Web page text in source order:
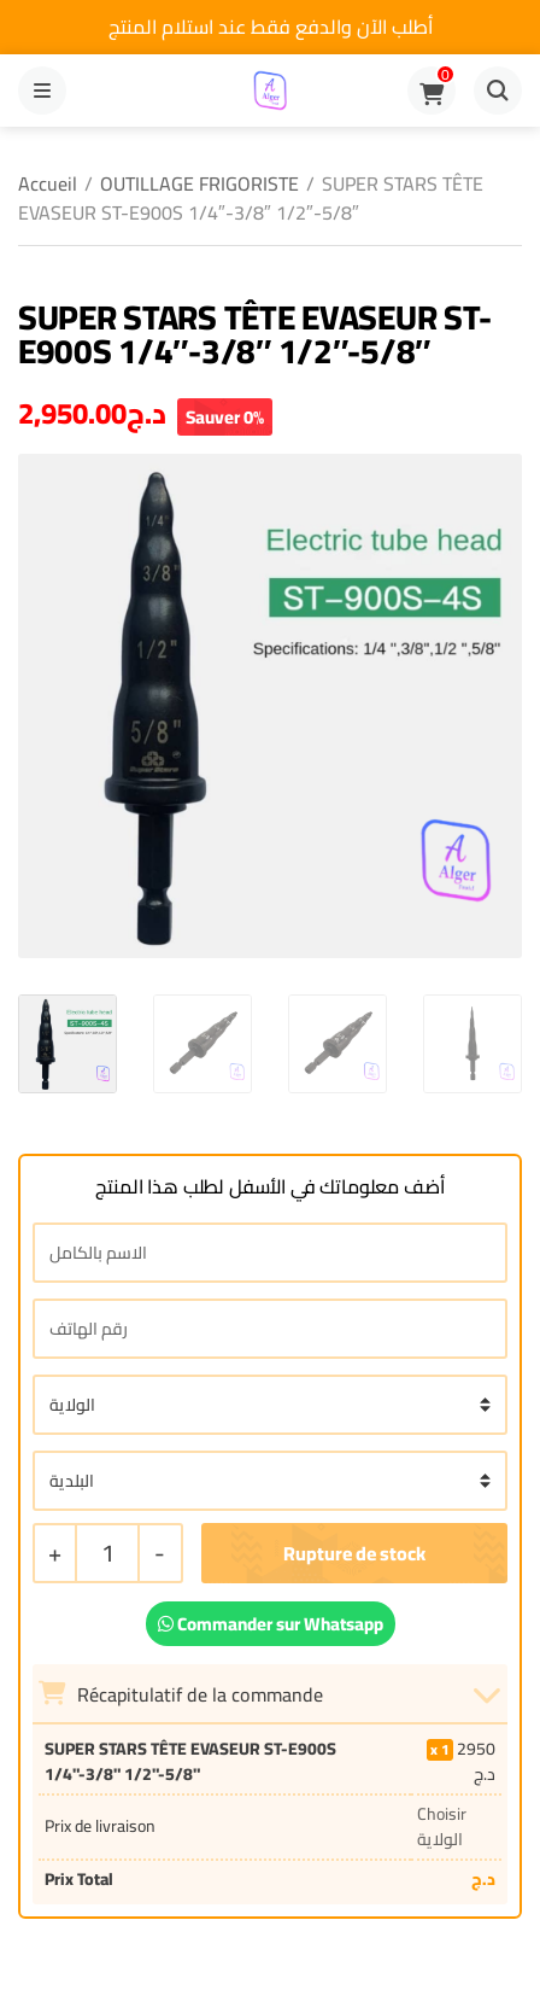
أطلب الآن والدفع فقط عند استلام المنتج
MENU
0
Accueil / OUTILLAGE FRIGORISTE / SUPER STARS TÊTE
EVASEUR ST-E900S 1/4″-3/8″ 1/2″-5/8″
SUPER STARS TÊTE EVASEUR ST-
E900S 1/4″-3/8″ 1/2″-5/8″
د.ج2,950.00 Sauver 0%
أضف معلوماتك في الأسفل لطلب هذا المنتج
+ 1 -
Commander sur Whatsapp
Récapitulatif de la commande
SUPER STARS TÊTE EVASEUR ST-E900S
1/4"-3/8" 1/2"-5/8"
1 2950
د.ج
Prix de livraison
Choisir
الولاية
Prix Total
د.ج